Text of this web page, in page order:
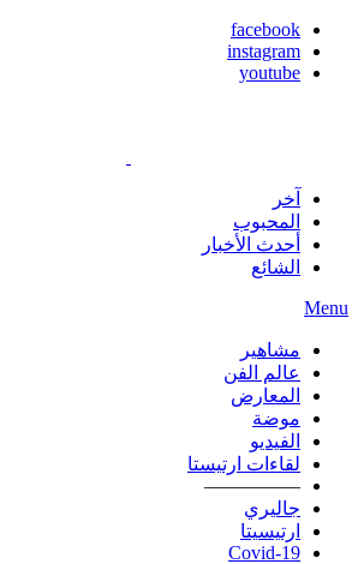
facebook
instagram
youtube
آخر
المحبوب
أحدث الأخبار
الشائع
Menu
مشاهير
عالم الفن
المعارض
موضة
الفيديو
لقاءات ارتيستا
—————
جاليري
ارتيسيتا
Covid-19